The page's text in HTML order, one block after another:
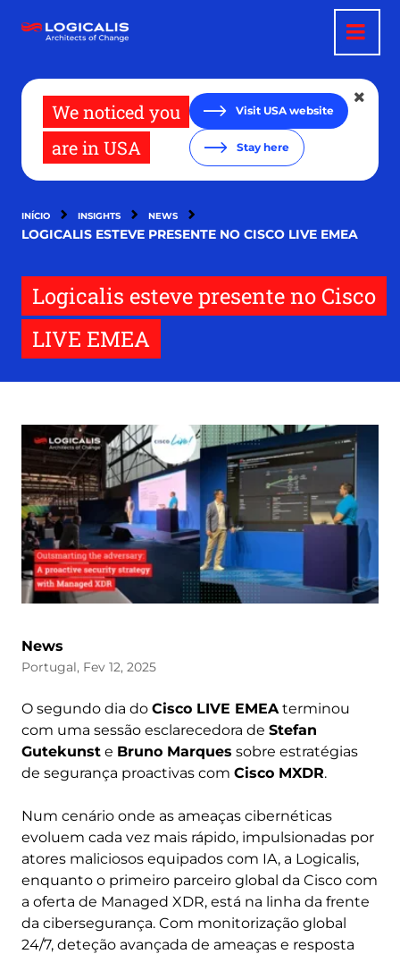
para
We noticed you
are in USA
Visit USA website
Stay here
INÍCIO INSIGHTS NEWS
LOGICALIS ESTEVE PRESENTE NO CISCO LIVE EMEA
Logicalis esteve presente no Cisco
LIVE EMEA
News
Portugal, Fev 12, 2025
O segundo dia do Cisco LIVE EMEAterminou
com uma sessão esclarecedora de Stefan
Gutekunst e Bruno Marques sobre estratégias
de segurança proactivas com Cisco MXDR.
Num cenário onde as ameaças cibernéticas
evoluem cada vez mais rápido, impulsionadas por
atores maliciosos equipados com IA, a Logicalis,
enquanto o primeiro parceiro global da Cisco com
a oferta de Managed XDR, está na linha da frente
da cibersegurança. Com monitorização global
24/7, deteção avançada de ameaças e resposta